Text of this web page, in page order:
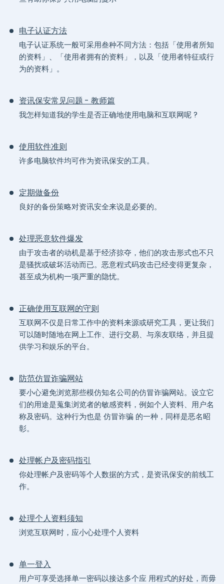
电子认证方法
电子认证系统一般可采用叁种不同方法：包括「使用者所知
的资料」、「使用者拥有的资料」，以及「使用者特征或行
为的资料」。
资讯保安常见问题 - 教师篇
我怎样知道我的学生是否正确地使用电脑和互联网呢 ?
使用软件准则
许多电脑软件均可作为资讯保安的工具。
定期做备份
良好的备份策略对资讯安全来说是必要的。
处理恶意软件爆发
由于攻击者的动机是基于经济掠夺，他们的攻击形式也不只
是骚扰或破坏活动而已。恶意程式码攻击已经变得更复杂，
甚至成为机构一项严重的隐忧。
正确使用互联网的守则
互联网不仅是日常工作中的资料来源或研究工具，更让我们
可以随时随地在网上工作、进行交易、与亲友联络，并且提
供学习和娱乐的平台。
防范仿冒诈骗网站
要小心避免浏览那些模仿知名公司的仿冒诈骗网站。设立它
们的用途是蒐集浏览者的敏感资料，例如个人资料、用户名
称及密码。这种行为也是 仿冒诈骗 的一种，同样是恶名昭
彰。
处理帐户及密码指引
你处理帐户及密码等个人数据的方式，是资讯保安的前线工
作。
处理个人资料须知
浏览互联网时，应小心处理个人资料
单一登入
用户可享受选择单一密码以接达多个应 用程式的好处，而毋